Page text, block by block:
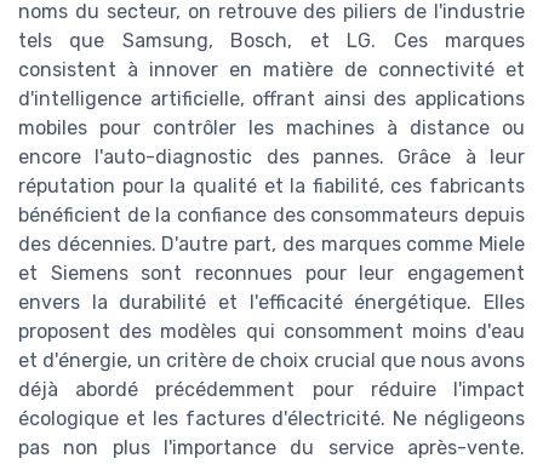
noms du secteur, on retrouve des piliers de l'industrie
tels que Samsung, Bosch, et LG. Ces marques
consistent à innover en matière de connectivité et
d'intelligence artificielle, offrant ainsi des applications
mobiles pour contrôler les machines à distance ou
encore l'auto-diagnostic des pannes. Grâce à leur
réputation pour la qualité et la fiabilité, ces fabricants
bénéficient de la confiance des consommateurs depuis
des décennies. D'autre part, des marques comme Miele
et Siemens sont reconnues pour leur engagement
envers la durabilité et l'efficacité énergétique. Elles
proposent des modèles qui consomment moins d'eau
et d'énergie, un critère de choix crucial que nous avons
déjà abordé précédemment pour réduire l'impact
écologique et les factures d'électricité. Ne négligeons
pas non plus l'importance du service après-vente.